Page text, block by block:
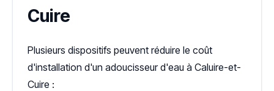
Cuire
Plusieurs dispositifs peuvent réduire le coût
d'installation d'un adoucisseur d'eau à Caluire-et-
Cuire :